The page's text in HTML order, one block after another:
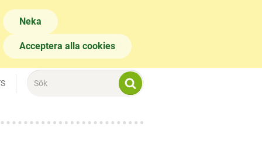
Neka
Acceptera alla cookies